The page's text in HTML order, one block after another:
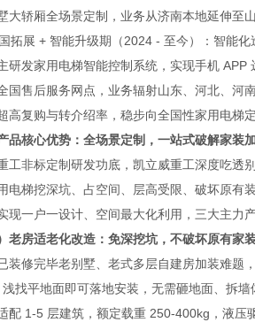
大轿厢全场景定制，业务从济南本地延伸至
展 + 智能升级期（2024 - 至今）：智能化
研发家用电梯智能控制系统，实现手机
国售后服务网点，业务辐射山东、河北、河
高复购与转介绍率，稳步向全国性家用电梯
核心优势：全场景定制，一站式破解家装
非标定制研发功底，凯立威重工深度吃透
电梯挖深坑、占空间、层高受限、破坏原有
现一户一设计、空间最大化利用，三大主力
房适老化改造：免深挖坑，不破坏原有家
修完毕老别墅、老式多层自建房加装难题
找平地面即可落地安装，无需砸地面、拆
配 1-5 层建筑，额定载重 250-400kg，液